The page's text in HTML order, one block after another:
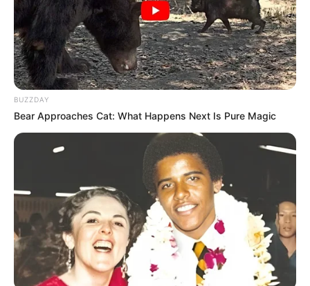
BUZZDAY
Bear Approaches Cat: What Happens Next Is Pure Magic